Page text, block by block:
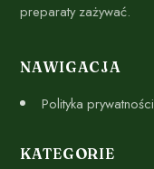
preparaty zażywać.
NAWIGACJA
Polityka prywatności
KATEGORIE